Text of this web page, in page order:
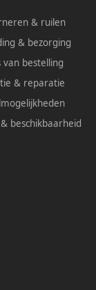
& ruilen
& bezorging
van bestelling
& reparatie
beschikbaarheid